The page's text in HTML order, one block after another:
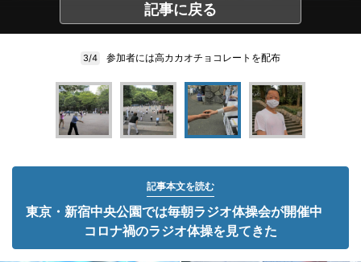
記事に戻る
3/4 参加者には高カカオチョコレートを配布
記事本文を読む
東京・新宿中央公園では毎朝ラジオ体操会が開催中
コロナ禍のラジオ体操を見てきた